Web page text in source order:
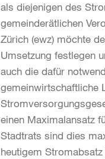
als diejenigen des
gemeinderätlichen
Zürich (ewz) möchte
Umsetzung festlegen
auch die dafür
gemeinwirtschaftliche
einen Maximalansatz
Stadtrats sind dies
heutigem